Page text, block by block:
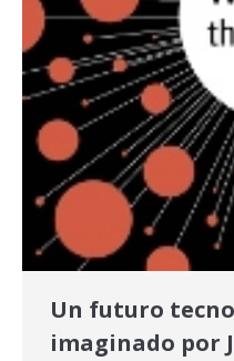
Un futuro
imaginado por